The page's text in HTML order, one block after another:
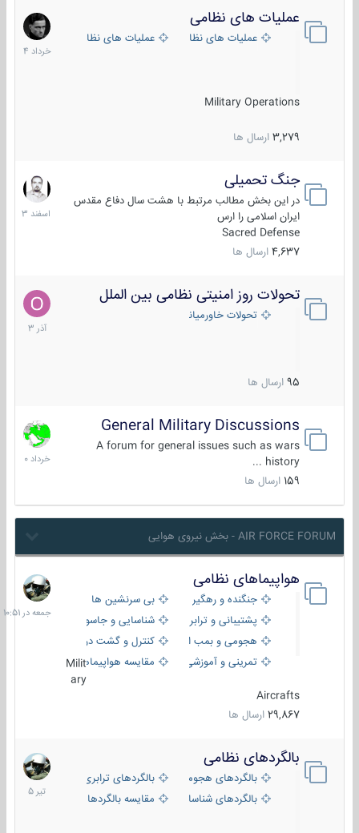
عملیات های نظامی
عملیات های نظامی ایرانعملیات های نظامی خارجی
Military Operations
3,279 ارسال ها
5
خرداد
1404
جنگ تحمیلی
در این بخش مطالب مرتبط با هشت سال دفاع مقدس
ایران اسلامی را ارس
Sacred Defense
4,637 ارسال ها
20
اسفند
1403
تحولات روز امنیتی نظامی بین الملل
تحولات خاورمیانه
95 ارسال ها
21
آذر
1403
General Military Discussions
A forum for general issues such as wars
history ...
159 ارسال ها
10
خرداد
1400
AIR FORCE FORUM - بخش نیروی هوایی
هواپیماهای نظامی
جنگنده و رهگیر
بی سرنشین ها
پشتیبانی و ترابری
شناسایی و جاسوسی
هجومی و بمب افکن
کنترل و گشت دریایی
تمرینی و آموزشی
مقایسه هواپیماهاMilit
ary
Aircrafts
29,867 ارسال ها
جمعه
در
10:51
بالگردهای نظامی
بالگردهای هجومی
بالگردهای ترابری
بالگردهای شناسایی
مقایسه بالگردها
22
تیر
1405